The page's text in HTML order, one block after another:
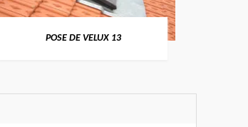
POSE DE VELUX 13